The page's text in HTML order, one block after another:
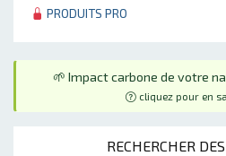
PRODUITS PRO
🌱 Impact carbone de votre
cliquez pour en
RECHERCHER